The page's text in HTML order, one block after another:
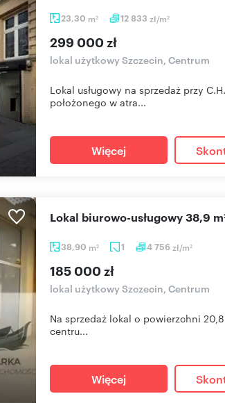
23,30 m2 12 833 zł/m2
299 000 zł
lokal użytkowy Szczecin, Centrum
Lokal usługowy na sprzedaż przy
położonego w atra...
Więcej
38,90 m2 1 4 756zł/m2
Lokal biurowo-usługowy 38,9
185 000 zł
lokal użytkowy Szczecin, Centrum
Na sprzedaż lokal o powierzchni
centru...
Więcej